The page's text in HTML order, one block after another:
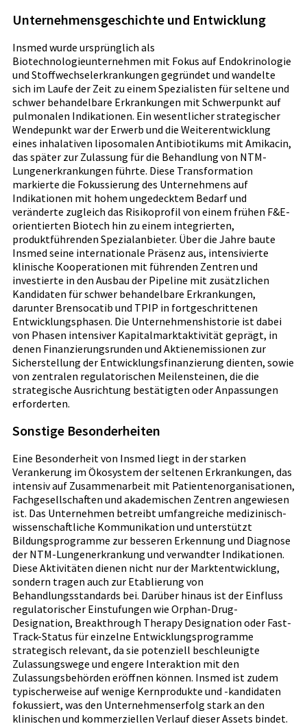
Unternehmensgeschichte und Entwicklung
Insmed wurde ursprünglich als
Biotechnologieunternehmen mit Fokus auf Endokrinologie
und Stoffwechselerkrankungen gegründet und wandelte
sich im Laufe der Zeit zu einem Spezialisten für seltene und
schwer behandelbare Erkrankungen mit Schwerpunkt auf
pulmonalen Indikationen. Ein wesentlicher strategischer
Wendepunkt war der Erwerb und die Weiterentwicklung
eines inhalativen liposomalen Antibiotikums mit Amikacin,
das später zur Zulassung für die Behandlung von NTM-
Lungenerkrankungen führte. Diese Transformation
markierte die Fokussierung des Unternehmens auf
Indikationen mit hohem ungedecktem Bedarf und
veränderte zugleich das Risikoprofil von einem frühen F&E-
orientierten Biotech hin zu einem integrierten,
produktführenden Spezialanbieter. Über die Jahre baute
Insmed seine internationale Präsenz aus, intensivierte
klinische Kooperationen mit führenden Zentren und
investierte in den Ausbau der Pipeline mit zusätzlichen
Kandidaten für schwer behandelbare Erkrankungen,
darunter Brensocatib und TPIP in fortgeschrittenen
Entwicklungsphasen. Die Unternehmenshistorie ist dabei
von Phasen intensiver Kapitalmarktaktivität geprägt, in
denen Finanzierungsrunden und Aktienemissionen zur
Sicherstellung der Entwicklungsfinanzierung dienten, sowie
von zentralen regulatorischen Meilensteinen, die die
strategische Ausrichtung bestätigten oder Anpassungen
erforderten.
Sonstige Besonderheiten
Eine Besonderheit von Insmed liegt in der starken
Verankerung im Ökosystem der seltenen Erkrankungen, das
intensiv auf Zusammenarbeit mit Patientenorganisationen,
Fachgesellschaften und akademischen Zentren angewiesen
ist. Das Unternehmen betreibt umfangreiche medizinisch-
wissenschaftliche Kommunikation und unterstützt
Bildungsprogramme zur besseren Erkennung und Diagnose
der NTM-Lungenerkrankung und verwandter Indikationen.
Diese Aktivitäten dienen nicht nur der Marktentwicklung,
sondern tragen auch zur Etablierung von
Behandlungsstandards bei. Darüber hinaus ist der Einfluss
regulatorischer Einstufungen wie Orphan-Drug-
Designation, Breakthrough Therapy Designation oder Fast-
Track-Status für einzelne Entwicklungsprogramme
strategisch relevant, da sie potenziell beschleunigte
Zulassungswege und engere Interaktion mit den
Zulassungsbehörden eröffnen können. Insmed ist zudem
typischerweise auf wenige Kernprodukte und -kandidaten
fokussiert, was den Unternehmenserfolg stark an den
klinischen und kommerziellen Verlauf dieser Assets bindet.